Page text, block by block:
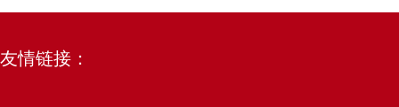
友情链接：